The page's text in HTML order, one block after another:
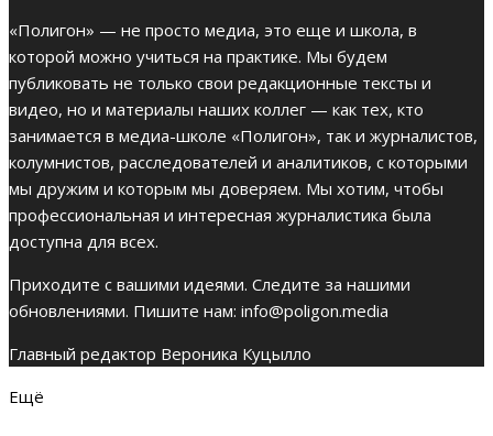
«Полигон» — не просто медиа, это еще и школа, в
которой можно учиться на практике. Мы будем
публиковать не только свои редакционные тексты и
видео, но и материалы наших коллег — как тех, кто
занимается в медиа-школе «Полигон», так и журналистов,
колумнистов, расследователей и аналитиков, с которыми
мы дружим и которым мы доверяем. Мы хотим, чтобы
профессиональная и интересная журналистика была
доступна для всех.
Приходите с вашими идеями. Следите за нашими
обновлениями. Пишите нам: info@poligon.media
Главный редактор Вероника Куцылло
Ещё